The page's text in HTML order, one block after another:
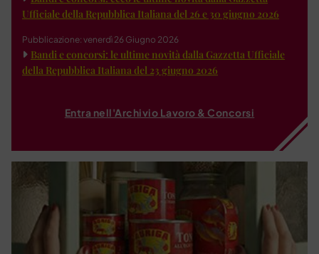
Ufficiale della Repubblica Italiana del 26 e 30 giugno 2026
Pubblicazione: venerdì 26 Giugno 2026
Bandi e concorsi: le ultime novità dalla Gazzetta Ufficiale
della Repubblica Italiana del 23 giugno 2026
Entra nell'Archivio Lavoro & Concorsi